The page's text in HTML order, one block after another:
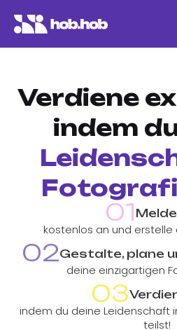
Verdiene
indem
01
kostenlos an und erstelle
02Gestalte, plane
deine einzigartigen
03
indem du deine Leidenschaft
teilst!